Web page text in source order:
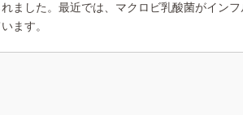
ました。最近では、マクロビ乳酸菌がイン
ます。